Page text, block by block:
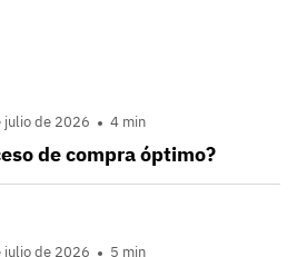
julio de 2026 4 min
de compra óptimo?
julio de 2026 5 min